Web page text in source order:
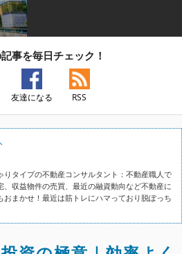
事を毎日チェック！
友達になる RSS
りタイプの不動産コンサルタント：不動産職人で
、収益物件の売買、最近の融資動向など不動産に
おまかせ！最近は筋トレにハマっており脱ぽっち